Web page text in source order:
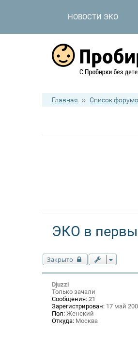
НОВОСТИ ЭКО
Главная ›› Список
ЭКО в
Закрыто
Djuzzi
Только зачали
Сообщения: 21
Зарегистрирован: 17 май
Пол: Женский
Откуда: Москва